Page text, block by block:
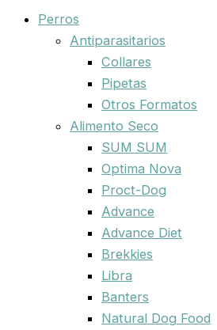
Perros
Antiparasitarios
Collares
Pipetas
Otros Formatos
Alimento Seco
SUM SUM
Optima Nova
Proct-Dog
Advance
Advance Diet
Brekkies
Libra
Banters
Natural Dog Food